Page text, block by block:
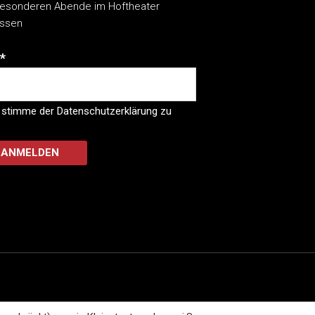
Abende im Hoftheater
*
stimme der Datenschutzerklärung zu